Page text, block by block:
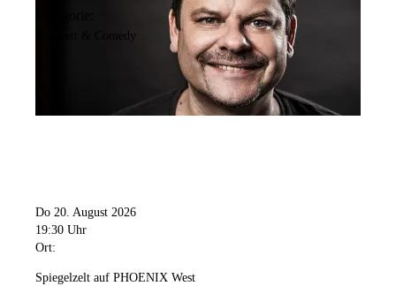
Kabarett & Comedy
Do 20. August 2026
19:30 Uhr
Ort:
Spiegelzelt auf PHOENIX West